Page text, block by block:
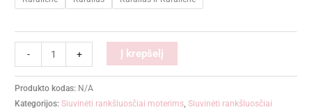
- + Į krepšelį
Produkto kodas: N/A
Kategorijos:Siuvinėti rankšluosčiai moterims,Siuvinėti rankšluosčiai